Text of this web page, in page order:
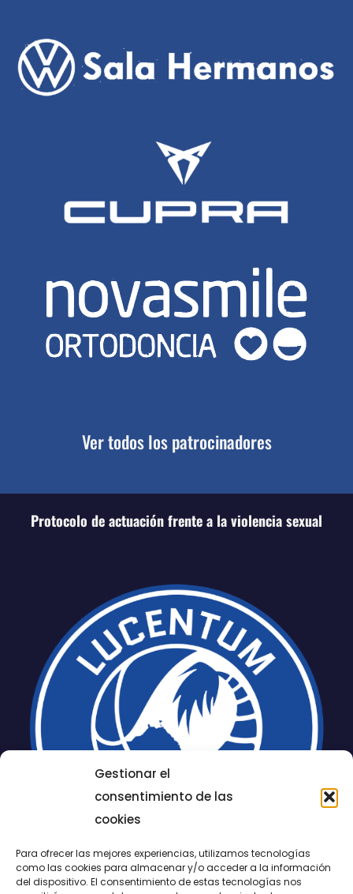
Gestionar el
consentimiento de las
cookies
Para ofrecer las mejores experiencias, utilizamos tecnologías
como las cookies para almacenar y/o acceder a la información
del dispositivo. El consentimiento de estas tecnologías nos
Ver todos los patrocinadores
Protocolo de actuación frente a la violencia sexual